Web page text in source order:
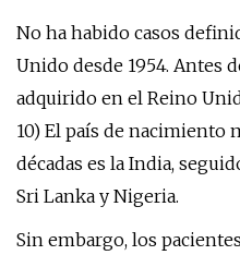
No ha habido casos
Unido desde 1954. Antes
adquirido en el Reino
10) El país de nacimiento
décadas es la India,
Sri Lanka y Nigeria.
Sin embargo, los